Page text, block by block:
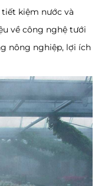
kiệm nước và
về công nghệ tưới
nông nghiệp, lợi ích